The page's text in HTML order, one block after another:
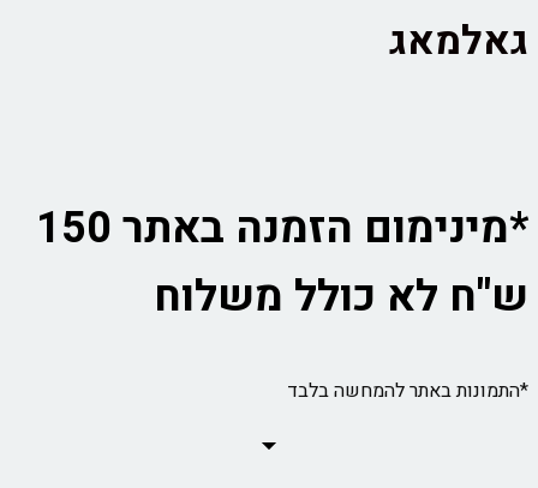
גאלמאג
*מינימום הזמנה באתר 150
ש"ח לא כולל משלוח
*התמונות באתר להמחשה בלבד